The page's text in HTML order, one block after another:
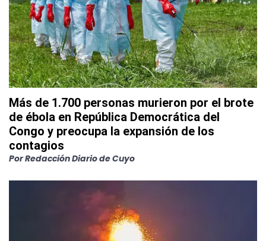
Más de 1.700 personas murieron por el brote
de ébola en República Democrática del
Congo y preocupa la expansión de los
contagios
PorRedacción Diario de Cuyo